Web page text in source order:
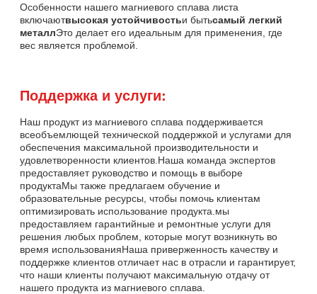
Особенности нашего магниевого сплава листа
включаютвысокая устойчивостьи бытьсамый легкий
металлЭто делает его идеальным для применения, где
вес является проблемой.
Поддержка и услуги:
Наш продукт из магниевого сплава поддерживается
всеобъемлющей технической поддержкой и услугами для
обеспечения максимальной производительности и
удовлетворенности клиентов.Наша команда экспертов
предоставляет руководство и помощь в выборе
продуктаМы также предлагаем обучение и
образовательные ресурсы, чтобы помочь клиентам
оптимизировать использование продукта.мы
предоставляем гарантийные и ремонтные услуги для
решения любых проблем, которые могут возникнуть во
время использованияНаша приверженность качеству и
поддержке клиентов отличает нас в отрасли и гарантирует,
что наши клиенты получают максимальную отдачу от
нашего продукта из магниевого сплава.